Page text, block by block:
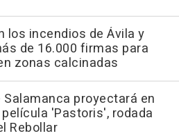
los incendios de Ávila y
de 16.000 firmas para
zonas calcinadas
Salamanca proyectará en
'Pastoris', rodada
Rebollar